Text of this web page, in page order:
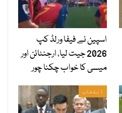
اسپین نے فیفا ورلڈ کپ
2026 جیت لیا، ارجنٹائن اور
میسی کا خواب چکنا چور
انتخاب